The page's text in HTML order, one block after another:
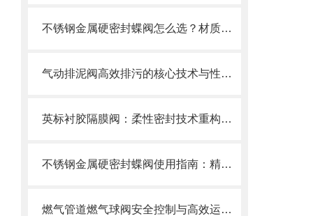
不锈钢金属硬密封蝶阀怎么选？材质、压力、温度一文搞定选购指南
气动排泥阀高效排污的核心技术与性能解析
英标衬胶隔膜阀：柔性密封技术重构工业流体控制新范式
不锈钢金属硬密封蝶阀使用指南：精准操作以保障长久密封
燃气管道燃气球阀安全控制与高效运行的“核心开关”